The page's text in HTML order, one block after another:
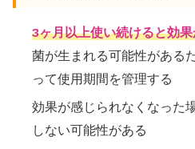
3ヶ月以上使い続けると効
菌が生まれる可能性がある
って使用期間を管理する
効果が感じられなくなった
しない可能性がある